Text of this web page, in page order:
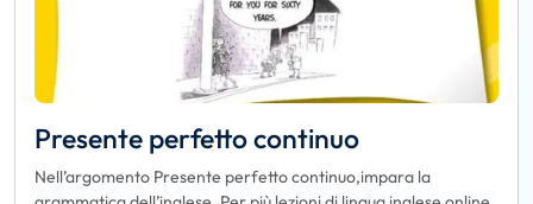
Presente perfetto continuo
Nell’argomento Presente perfetto continuo,impara la